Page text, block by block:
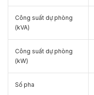
Công suất dự phòng
(kVA)
Công suất dự phòng
(kW)
Số pha